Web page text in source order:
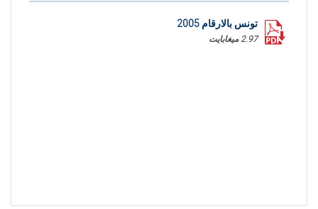
تونس بالارقام 2005
2.97 ميغابايت